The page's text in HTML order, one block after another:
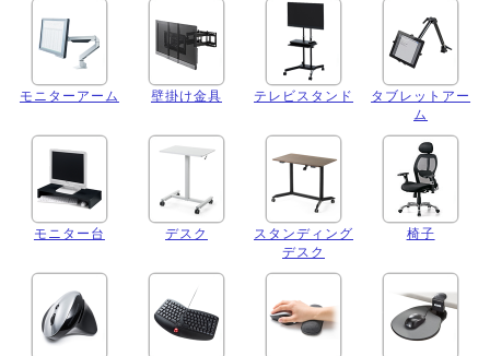
モニターアーム 壁掛け金具 テレビスタンド
タブレットアー
ム
モニター台 デスク
スタンディング
デスク
椅子